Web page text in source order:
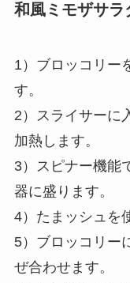
和風ミモザサラ
1）ブロッコリー
す。
2）スライサーに
加熱します。
3）スピナー機能
器に盛ります。
4）たまッシュを
5）ブロッコリー
ぜ合わせます。